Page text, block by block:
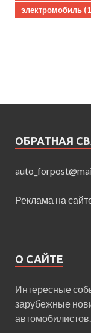
электромобиль
ОБРАТНАЯ
Реклама на
О САЙТЕ
Интересные
зарубежные
автомобилистов.